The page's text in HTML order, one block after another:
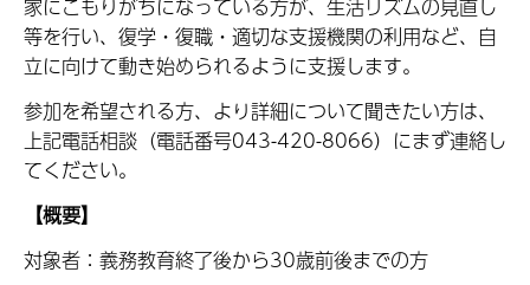
家にこもりがちになっている方が、生活リズムの見直し
等を行い、復学・復職・適切な支援機関の利用など、自
立に向けて動き始められるように支援します。
参加を希望される方、より詳細について聞きたい方は、
上記電話相談（電話番号043-420-8066）にまず連絡し
てください。
【概要】
対象者：義務教育終了後から30歳前後までの方